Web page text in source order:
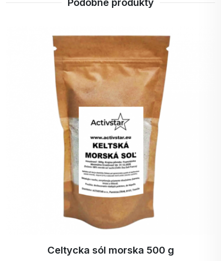
Podobne produkty
Celtycka sól morska 500 g